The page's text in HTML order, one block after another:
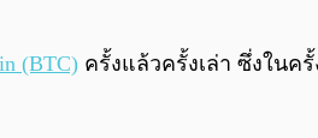
(BTC) ครั้งแล้วครั้งเล่า ซึ่งในค